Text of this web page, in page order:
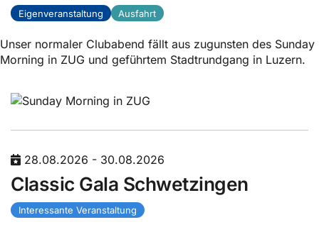
Eigenveranstaltung Ausfahrt
Unser normaler Clubabend fällt aus zugunsten des Sunday
Morning in ZUG und geführtem Stadtrundgang in Luzern.
28.08.2026 - 30.08.2026
Classic Gala Schwetzingen
Interessante Veranstaltung